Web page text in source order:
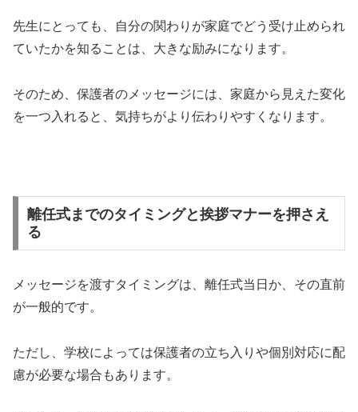
先生にとっても、自分の関わりが家庭でどう受け止められ
ていたかを知ることは、大きな励みになります。
そのため、保護者のメッセージには、家庭から見えた変化
を一つ入れると、気持ちがより伝わりやすくなります。
離任式までのタイミングと挨拶マナーを押さえ
る
メッセージを渡すタイミングは、離任式当日か、その直前
が一般的です。
ただし、学校によっては保護者の立ち入りや個別対応に配
慮が必要な場合もあります。